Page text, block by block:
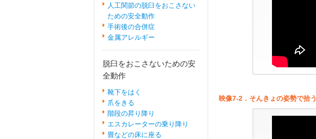
映像7-2．そんきょの姿勢で拾う
人工関節の脱臼をおこさない
ための安全動作
手術後の合併症
金属アレルギー
脱臼をおこさないための安
全動作
靴下をはく
爪をきる
階段の昇り降り
エスカレーターの乗り降り
畳などの床に座る